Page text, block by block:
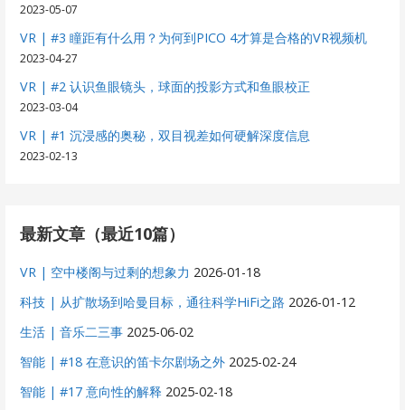
2023-05-07
VR | #3 瞳距有什么用？为何到PICO 4才算是合格的VR视频机
2023-04-27
VR | #2 认识鱼眼镜头，球面的投影方式和鱼眼校正
2023-03-04
VR | #1 沉浸感的奥秘，双目视差如何硬解深度信息
2023-02-13
最新文章（最近10篇）
VR | 空中楼阁与过剩的想象力 2026-01-18
科技 | 从扩散场到哈曼目标，通往科学HiFi之路 2026-01-12
生活 | 音乐二三事 2025-06-02
智能 | #18 在意识的笛卡尔剧场之外 2025-02-24
智能 | #17 意向性的解释 2025-02-18